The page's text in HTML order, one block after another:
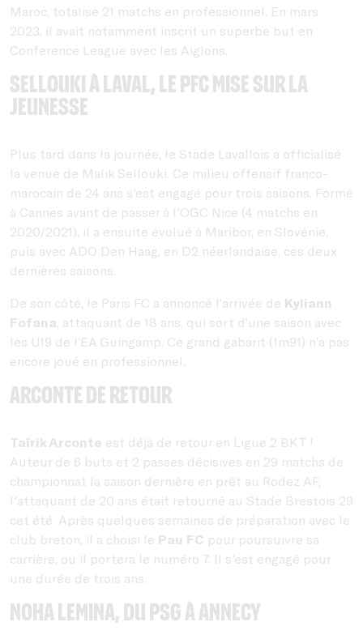
Maroc, totalise 21 matchs en professionnel. En mars
2023, il avait notamment inscrit un superbe but en
Conference League avec les Aiglons.
Sellouki à Laval, le PFC mise sur la
jeunesse
Plus tard dans la journée, le Stade Lavallois a officialisé
la venue de Malik Sellouki. Ce milieu offensif franco-
marocain de 24 ans s'est engagé pour trois saisons. Formé
à Cannes avant de passer à l'OGC Nice (4 matchs en
2020/2021), il a ensuite évolué à Maribor, en Slovénie,
puis avec ADO Den Haag, en D2 néerlandaise, ces deux
dernières saisons.
De son côté, le Paris FC a annoncé l’arrivée de Kyliann
Fofana, attaquant de 18 ans, qui sort d’une saison avec
les U19 de l’EA Guingamp. Ce grand gabarit (1m91) n’a pas
encore joué en professionnel.
Arconte de retour
Taïrik Arconte est déjà de retour en Ligue 2 BKT !
Auteur de 6 buts et 2 passes décisives en 29 matchs de
championnat la saison dernière en prêt au Rodez AF,
l'attaquant de 20 ans était retourné au Stade Brestois 29
cet été. Après quelques semaines de préparation avec le
club breton, il a choisi le Pau FC pour poursuivre sa
carrière, où il portera le numéro 7. Il s'est engagé pour
une durée de trois ans.
Noha Lemina, du PSG à Annecy